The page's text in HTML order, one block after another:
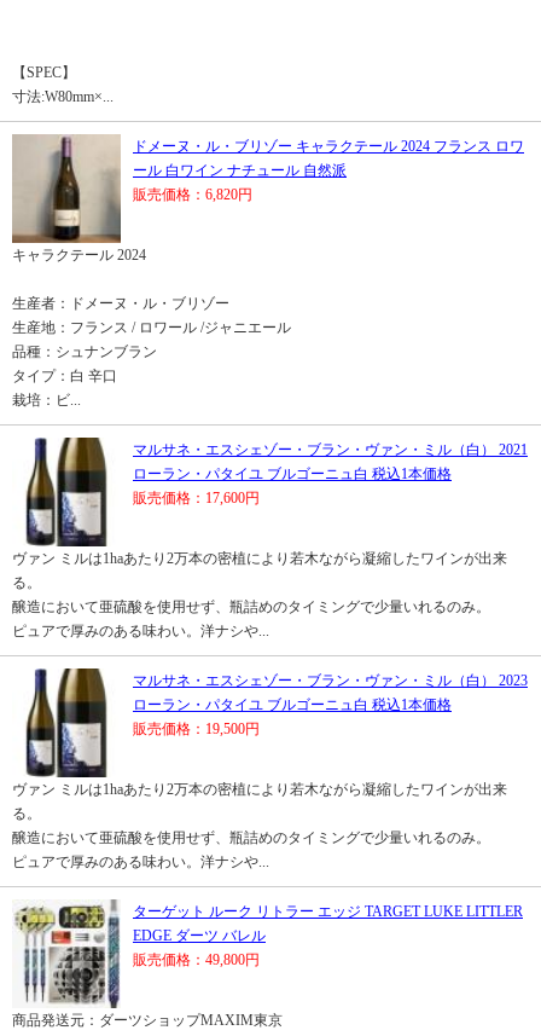
【SPEC】
寸法:W80mm×...
ドメーヌ・ル・ブリゾー キャラクテール 2024 フランス ロワ
ール 白ワイン ナチュール 自然派
販売価格：6,820円
キャラクテール 2024
生産者：ドメーヌ・ル・ブリゾー
生産地：フランス / ロワール /ジャニエール
品種：シュナンブラン
タイプ：白 辛口
栽培：ビ...
マルサネ・エスシェゾー・ブラン・ヴァン・ミル（白） 2021
ローラン・パタイユ ブルゴーニュ白 税込1本価格
販売価格：17,600円
ヴァン ミルは1haあたり2万本の密植により若木ながら凝縮したワインが出来
る。
醸造において亜硫酸を使用せず、瓶詰めのタイミングで少量いれるのみ。
ピュアで厚みのある味わい。洋ナシや...
マルサネ・エスシェゾー・ブラン・ヴァン・ミル（白） 2023
ローラン・パタイユ ブルゴーニュ白 税込1本価格
販売価格：19,500円
ヴァン ミルは1haあたり2万本の密植により若木ながら凝縮したワインが出来
る。
醸造において亜硫酸を使用せず、瓶詰めのタイミングで少量いれるのみ。
ピュアで厚みのある味わい。洋ナシや...
ターゲット ルーク リトラー エッジ TARGET LUKE LITTLER
EDGE ダーツ バレル
販売価格：49,800円
商品発送元：ダーツショップMAXIM東京